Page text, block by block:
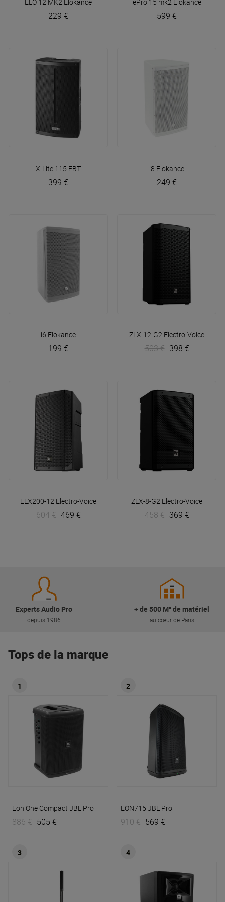
229 € 599 €
X-Lite 115 FBT
399 €
i8 Elokance
249 €
i6 Elokance
199 €
ZLX-12-G2 Electro-Voice
503 € 398 €
ELX200-12 Electro-Voice
604 € 469 €
ZLX-8-G2 Electro-Voice
458 € 369 €
Experts Audio Pro
depuis 1986
+ de 500 M² de matériel
au cœur de Paris
Tops de la marque
1
Eon One Compact JBL Pro
886 € 505 €
2
EON715 JBL Pro
910 € 569 €
3 4